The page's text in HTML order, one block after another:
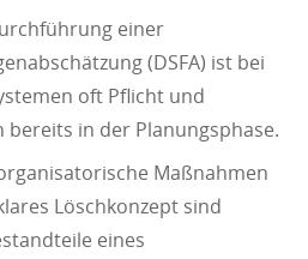
einer
(DSFA) ist bei
oft Pflicht und
bereits in der Planungsphase.
Maßnahmen
Löschkonzept sind
eines